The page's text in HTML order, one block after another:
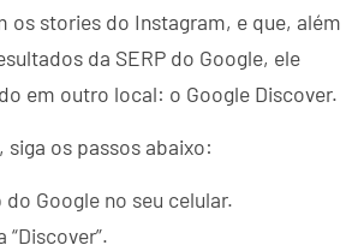
os stories do Instagram, e que, além
da SERP do Google, ele
em outro local: o Google Discover.
os passos abaixo:
Google no seu celular.
“Discover”.